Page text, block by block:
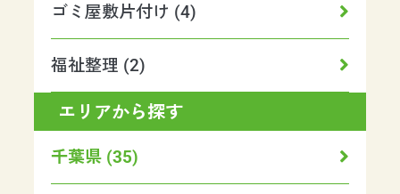
ゴミ屋敷片付け (4)
福祉整理 (2)
エリアから探す
千葉県 (35)